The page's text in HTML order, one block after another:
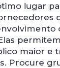
lugar
maior e
Procure